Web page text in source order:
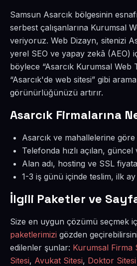
Samsun Asarcık bölgesinin
serbest çalışanlarına Kurumsal
veriyoruz. Web Dizayn, sitenizi
yerel SEO ve yapay zekâ (AEO)
böylece “Asarcık Kurumsal Web
“Asarcık'de web sitesi” gibi
görünürlüğünüzü artırır.
Asarcık Firmalarına
Asarcık ve mahallelerine göre
Telefonda hızlı açılan,
Alan adı, hosting ve SSL
1-3 iş günü içinde teslim, ilk
İlgili Paketler ve
Size en uygun çözümü seçmek
paketlerimizi gözden
edilenler şunlar: Kurumsal Firma
Sitesi, Avukat Sitesi, Doktor Sitesi